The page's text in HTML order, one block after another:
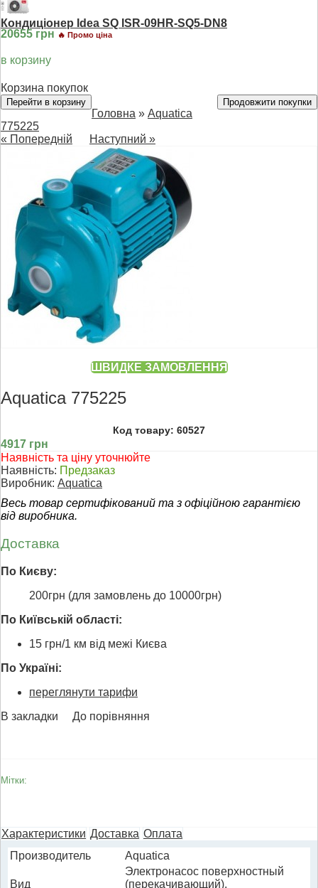
Кондиціонер Idea SQ ISR-09HR-SQ5-DN8
20655 грн 🔥 Промо ціна
в корзину
Корзина покупок
Перейти в корзину Продовжити покупки
Головна » Aquatica
775225
« Попередній
Наступний »
ШВИДКЕ ЗАМОВЛЕННЯ
Aquatica 775225
Код товару: 60527
4917 грн
Наявність та ціну уточнюйте
Наявність: Предзаказ
Виробник: Aquatica
Весь товар сертифікований та з офіційною гарантією
від виробника.
Доставка
По Києву:
200грн (для замовлень до 10000грн)
По Київській області:
15 грн/1 км від межі Києва
По Україні:
переглянути тарифи
В закладки
До порівняння
Мітки:
Характеристики Доставка Оплата
Производитель
Aquatica
Вид
Электронасос поверхностный
(перекачивающий),